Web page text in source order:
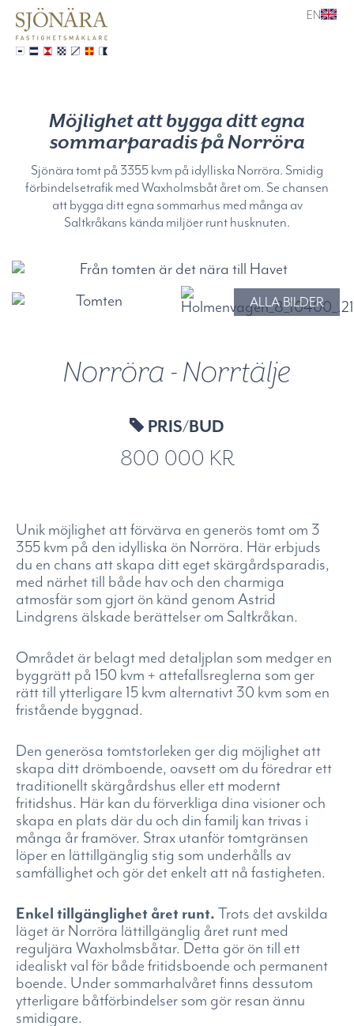
EN
Möjlighet att bygga ditt egna
sommarparadis på Norröra
Sjönära tomt på 3355 kvm på idylliska Norröra. Smidig
förbindelsetrafik med Waxholmsbåt året om. Se chansen
att bygga ditt egna sommarhus med många av
Saltkråkans kända miljöer runt husknuten.
ALLA BILDER
Norröra - Norrtälje
PRIS/BUD
800 000 KR
Unik möjlighet att förvärva en generös tomt om 3
355 kvm på den idylliska ön Norröra. Här erbjuds
du en chans att skapa ditt eget skärgårdsparadis,
med närhet till både hav och den charmiga
atmosfär som gjort ön känd genom Astrid
Lindgrens älskade berättelser om Saltkråkan.
Området är belagt med detaljplan som medger en
byggrätt på 150 kvm + attefallsreglerna som ger
rätt till ytterligare 15 kvm alternativt 30 kvm som en
fristående byggnad.
Den generösa tomtstorleken ger dig möjlighet att
skapa ditt drömboende, oavsett om du föredrar ett
traditionellt skärgårdshus eller ett modernt
fritidshus. Här kan du förverkliga dina visioner och
skapa en plats där du och din familj kan trivas i
många år framöver. Strax utanför tomtgränsen
löper en lättillgänglig stig som underhålls av
samfällighet och gör det enkelt att nå fastigheten.
Enkel tillgänglighet året runt. Trots det avskilda
läget är Norröra lättillgänglig året runt med
reguljära Waxholmsbåtar. Detta gör ön till ett
idealiskt val för både fritidsboende och permanent
boende. Under sommarhalvåret finns dessutom
ytterligare båtförbindelser som gör resan ännu
smidigare.